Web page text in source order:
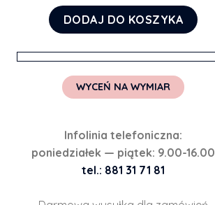
DODAJ DO KOSZYKA
WYCEŃ NA WYMIAR
Infolinia telefoniczna:
poniedziałek — piątek: 9.00-16.00
tel.: 881 31 71 81